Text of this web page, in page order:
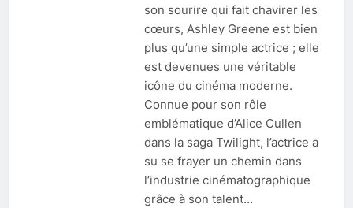
son sourire qui fait chavirer les
cœurs, Ashley Greene est bien
plus qu’une simple actrice ; elle
est devenues une véritable
icône du cinéma moderne.
Connue pour son rôle
emblématique d’Alice Cullen
dans la saga Twilight, l’actrice a
su se frayer un chemin dans
l’industrie cinématographique
grâce à son talent…